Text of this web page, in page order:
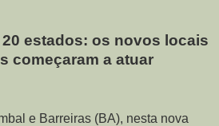
estados: os novos locais
começaram a atuar
e Barreiras (BA), nesta nova